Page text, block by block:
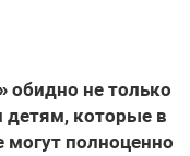
обидно не только
детям, которые в
могут полноценно